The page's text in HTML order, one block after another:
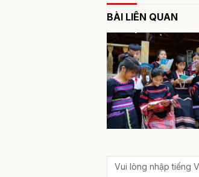
BÀI LIÊN QUAN